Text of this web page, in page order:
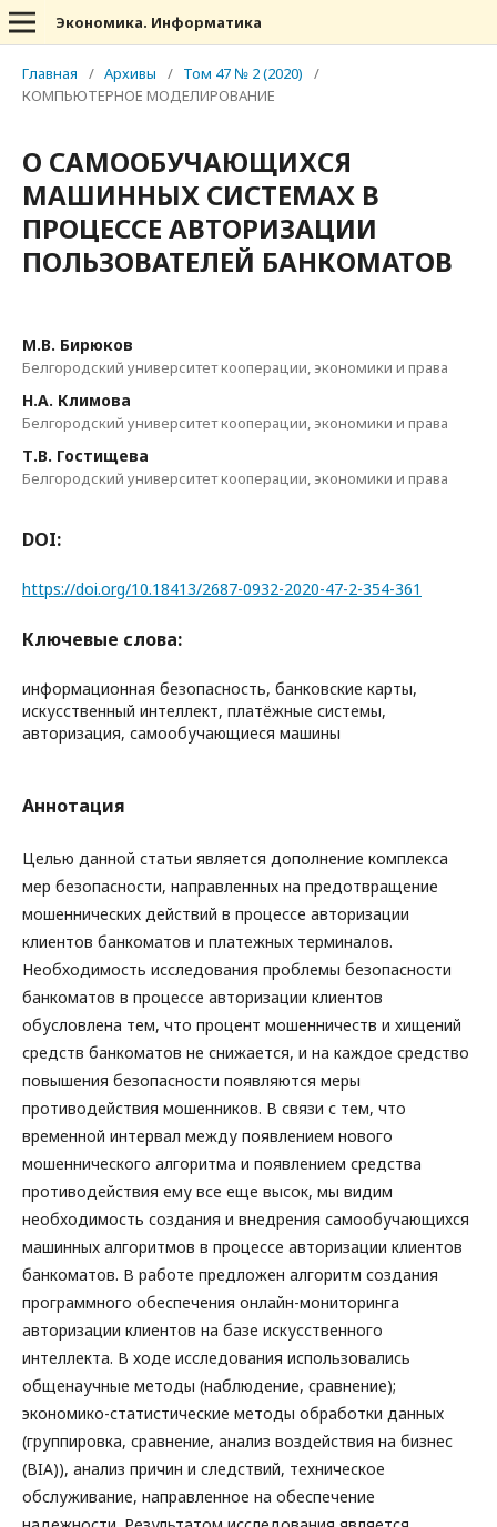
Экономика. Информатика
Главная / Архивы / Том 47 № 2 (2020)
/
КОМПЬЮТЕРНОЕ МОДЕЛИРОВАНИЕ
О САМООБУЧАЮЩИХСЯ
МАШИННЫХ СИСТЕМАХ В
ПРОЦЕССЕ АВТОРИЗАЦИИ
ПОЛЬЗОВАТЕЛЕЙ БАНКОМАТОВ
М.В. Бирюков
Белгородский университет кооперации, экономики и права
Н.А. Климова
Белгородский университет кооперации, экономики и права
Т.В. Гостищева
Белгородский университет кооперации, экономики и права
DOI:
https://doi.org/10.18413/2687-0932-2020-47-2-354-361
Ключевые слова:
информационная безопасность, банковские карты,
искусственный интеллект, платёжные системы,
авторизация, самообучающиеся машины
Аннотация
Целью данной статьи является дополнение комплекса
мер безопасности, направленных на предотвращение
мошеннических действий в процессе авторизации
клиентов банкоматов и платежных терминалов.
Необходимость исследования проблемы безопасности
банкоматов в процессе авторизации клиентов
обусловлена тем, что процент мошенничеств и хищений
средств банкоматов не снижается, и на каждое средство
повышения безопасности появляются меры
противодействия мошенников. В связи с тем, что
временной интервал между появлением нового
мошеннического алгоритма и появлением средства
противодействия ему все еще высок, мы видим
необходимость создания и внедрения самообучающихся
машинных алгоритмов в процессе авторизации клиентов
банкоматов. В работе предложен алгоритм создания
программного обеспечения онлайн-мониторинга
авторизации клиентов на базе искусственного
интеллекта. В ходе исследования использовались
общенаучные методы (наблюдение, сравнение);
экономико-статистические методы обработки данных
(группировка, сравнение, анализ воздействия на бизнес
(BIA)), анализ причин и следствий, техническое
обслуживание, направленное на обеспечение